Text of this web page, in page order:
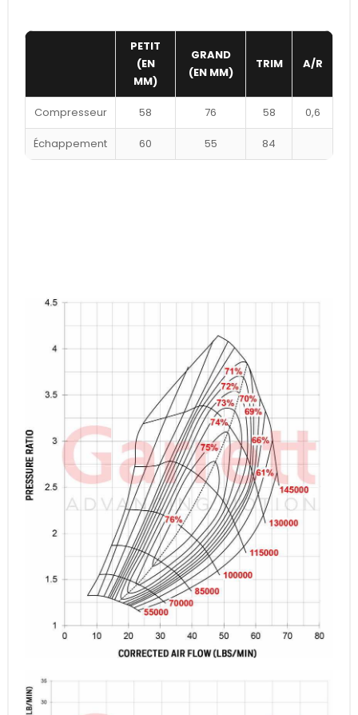
PETIT
(EN
MM)
GRAND
(EN MM)
TRIM A/R
Compresseur 58 76 58 0,6
Échappement 60 55 84